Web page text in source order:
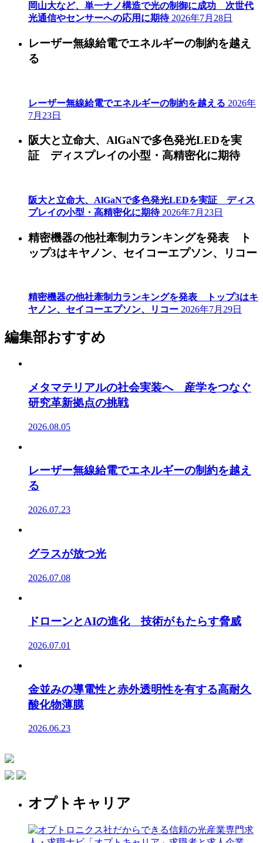
岡山大など、単一ナノ構造で光の制御に成功 次世代
光通信やセンサーへの応用に期待 2026年7月28日
レーザー無線給電でエネルギーの制約を越え
る
レーザー無線給電でエネルギーの制約を越える 2026年
7月23日
阪大と立命大、AlGaNで多色発光LEDを実
証 ディスプレイの小型・高精密化に期待
阪大と立命大、AlGaNで多色発光LEDを実証 ディス
プレイの小型・高精密化に期待 2026年7月23日
精密機器の他社牽制力ランキングを発表 ト
ップ3はキヤノン、セイコーエプソン、リコー
精密機器の他社牽制力ランキングを発表 トップ3はキ
ヤノン、セイコーエプソン、リコー 2026年7月29日
編集部おすすめ
メタマテリアルの社会実装へ 産学をつなぐ
研究革新拠点の挑戦
2026.08.05
レーザー無線給電でエネルギーの制約を越え
る
2026.07.23
グラスが放つ光
2026.07.08
ドローンとAIの進化 技術がもたらす脅威
2026.07.01
金並みの導電性と赤外透明性を有する高耐久
酸化物薄膜
2026.06.23
オプトキャリア